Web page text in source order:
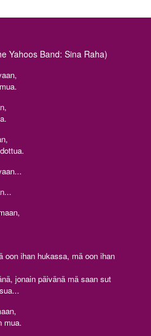
Yahoos Band: Sina Raha)
oon ihan hukassa, mä oon ihan
jonain päivänä mä saan sut
mua.